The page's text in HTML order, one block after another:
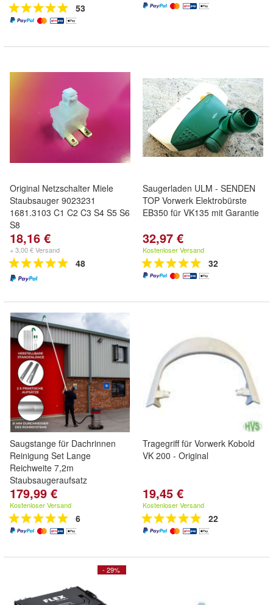
53
Original Netzschalter Miele
Staubsauger 9023231
1681.3103 C1 C2 C3 S4 S5 S6
S8
18,16 €
+ 3,00 € Versand
48
Saugerladen ULM - SENDEN
TOP Vorwerk Elektrobürste
EB350 für VK135 mit Garantie
32,97 €
Kostenloser Versand
32
Saugstange für Dachrinnen
Reinigung Set Lange
Reichweite 7,2m
Staubsaugeraufsatz
179,99 €
Kostenloser Versand
6
Tragegriff für Vorwerk Kobold
VK 200 - Original
19,45 €
Kostenloser Versand
22
- 29%